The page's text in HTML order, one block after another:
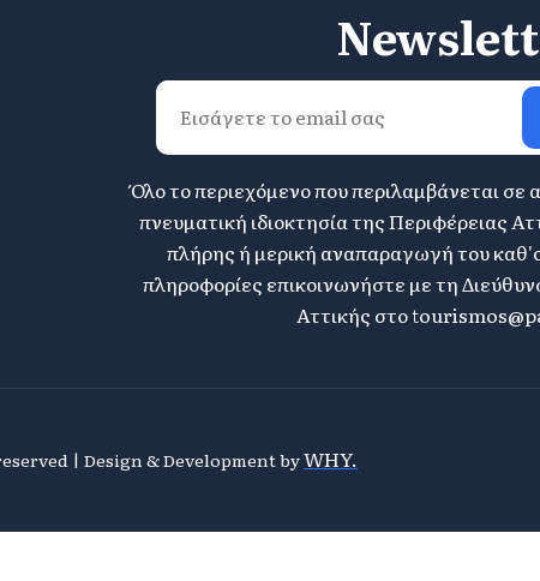
Όλο το περιεχόμενο που περιλαμβάνεται σε
πνευματική ιδιοκτησία της Περιφέρειας
πλήρης ή μερική αναπαραγωγή του
πληροφορίες επικοινωνήστε με τη
Αττικής στο
| Design & Development byWHY.